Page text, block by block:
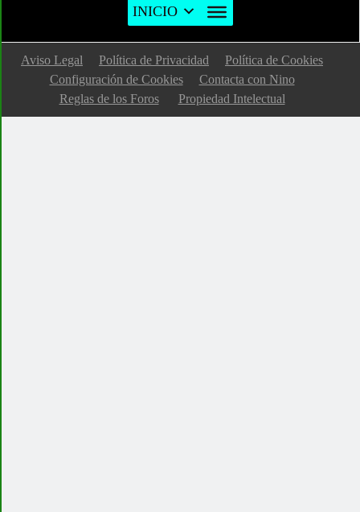
INICIO
Aviso Legal Política de Privacidad
Política de Cookies
Configuración de Cookies
Contacta con Nino
Reglas de los Foros
Propiedad Intelectual